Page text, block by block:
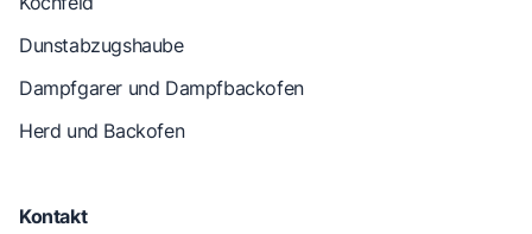
Dunstabzugshaube
Dampfgarer und Dampfbackofen
Herd und Backofen
Kontakt